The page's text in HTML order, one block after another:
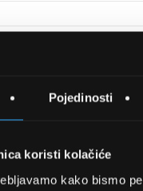
Pojedinosti
koristi kolačiće
kako bismo
SPREMITE NA LISTU